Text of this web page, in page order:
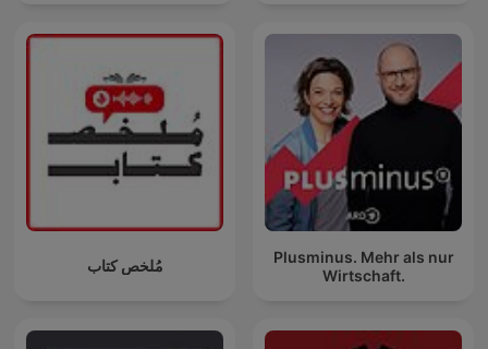
مُلخص كتاب
Plusminus. Mehr als nur
Wirtschaft.